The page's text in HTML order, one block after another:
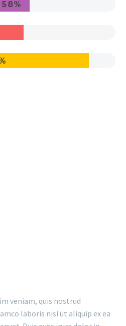
58%
veniam, quis nostrud
laboris nisi ut aliquip ex ea